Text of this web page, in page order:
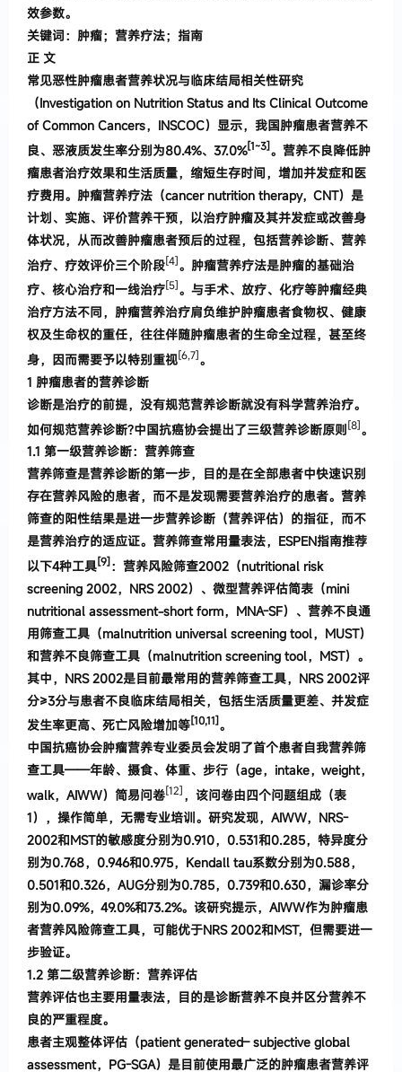
效参数。
关键词： 肿瘤； 营养疗法； 指南
正 文
常见恶性肿瘤患者营养状况与临床结局相关性研究
（Investigation on Nutrition Status and Its Clinical Outcome
of Common Cancers， INSCOC） 显示， 我国肿瘤患者营养不
良、恶液质发生率分别为80.4%、 37.0%[1~3] 。 营养不良降低肿
瘤患者治疗效果和生活质量， 缩短生存时间， 增加并发症和医
疗费用。 肿瘤营养疗法 （cancer nutrition therapy， CNT） 是
计划、实施、评价营养干预， 以治疗肿瘤及其并发症或改善身
体状况， 从而改善肿瘤患者预后的过程， 包括营养诊断、营养
治疗、疗效评价三个阶段[4]。 肿瘤营养疗法是肿瘤的基础治
疗、核心治疗和一线治疗[5]。 与手术、放疗、 化疗等肿瘤经典
治疗方法不同， 肿瘤营养治疗肩负维护肿瘤患者食物权、健康
权及生命权的重任， 往往伴随肿瘤患者的生命全过程， 甚至终
身， 因而需要予以特别重视[6,7]。
1 肿瘤患者的营养诊断
诊断是治疗的前提， 没有规范营养诊断就没有科学营养治疗。
如何规范营养诊断?中国抗癌协会提出了三级营养诊断原则[8]。
1.1 第一级营养诊断： 营养筛查
营养筛查是营养诊断的第一步， 目的是在全部患者中快速识别
存在营养风险的患者，而不是发现需要营养治疗的患者。营养
筛查的阳性结果是进一步营养诊断（营养评估）的指征，而不
是营养治疗的适应证。营养筛查常用量表法，ESPEN指南推荐
以下4种工具[9] ：营养风险筛查2002（nutritional risk
screening 2002，NRS 2002）、微型营养评估简表（mini
nutritional assessment-short form，MNA-SF）、营养不良通
用筛查工具（malnutrition universal screening tool，MUST）
和营养不良筛查工具（malnutrition screening tool，MST）。
其中，NRS 2002是目前最常用的营养筛查工具，NRS 2002评
分≥3分与患者不良临床结局相关，包括生活质量更差、并发症
发生率更高、死亡风险增加等[10,11] 。
中国抗癌协会肿瘤营养专业委员会发明了首个患者自我营养筛
查工具——年龄、摄食、体重、步行 （age， intake， weight，
walk， AIWW） 简易问卷[12] ， 该问卷由四个问题组成 （表
1）， 操作简单， 无需专业培训。 研究发现， AIWW， NRS-
2002和MST的敏感度分别为0.910， 0.531和0.285， 特异度分
别为0.768， 0.946和0.975， Kendall tau系数分别为0.588，
0.501和0.326， AUG分别为0.785， 0.739和0.630， 漏诊率分
别为0.09%， 49.0%和73.2%。 该研究提示， AIWW作为肿瘤患
者营养风险筛查工具， 可能优于NRS2002和MST， 但需要进一
步验证。
1.2 第二级营养诊断： 营养评估
营养评估也主要用量表法， 目的是诊断营养不良并区分营养不
良的严重程度。
患者主观整体评估 （patient generated–subjective global
assessment， PG-SGA） 是目前使用最广泛的肿瘤患者营养评